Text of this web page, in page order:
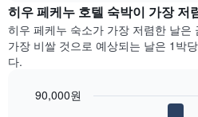
는
월
별
객
균
히우 페케누 호텔 숙박이 가장 저
히우 페케누 숙소가 가장 저렴한 날
가장 비쌀 것으로 예상되는 날은 1박
다.
90,000원